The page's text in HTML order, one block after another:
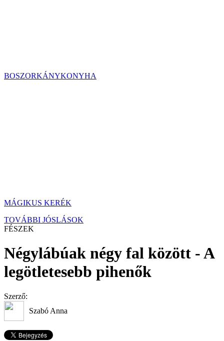
BOSZORKÁNYKONYHA
MÁGIKUS KERÉK
TOVÁBBI JÓSLÁSOK
FÉSZEK
Négylábúak négy fal között - A
legötletesebb pihenők
Szerző:
Szabó Anna